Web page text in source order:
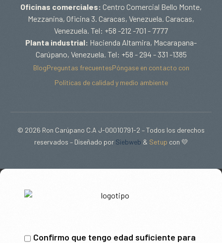
Oficinas comerciales: Centro Comercial Bello Monte,
Mezzanina, Oficina 3. Caracas, Venezuela. Caracas,
Venezuela. Tel: +58 -212 -701 - 7777
Planta industrial: Hacienda Altamira, Macarapana-
Carúpano, Venezuela. Tel: +58 - 294 - 331 -1385
BlogPreguntas frecuentesPóngase en contacto con
Políticas de calidad y medio ambiente
© 2026 Ron Carúpano C.A J-00010791-2 – Todos los derechos
reservados – Diseñado por Siebweb & Setup con 💛
Confirmo que tengo edad suficiente para